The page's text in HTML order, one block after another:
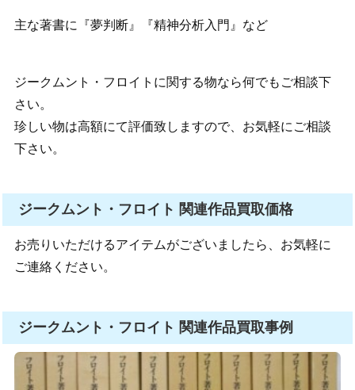
主な著書に『夢判断』『精神分析入門』など
ジークムント・フロイトに関する物なら何でもご相談下
さい。
珍しい物は高額にて評価致しますので、お気軽にご相談
下さい。
ジークムント・フロイト 関連作品買取価格
お売りいただけるアイテムがございましたら、お気軽に
ご連絡ください。
ジークムント・フロイト 関連作品買取事例